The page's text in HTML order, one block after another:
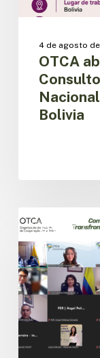
4 de agosto
OTCA
Bolivia
CESPIT
amazónicos
avanzan
en
la
implementación
de
la
agenda
regional